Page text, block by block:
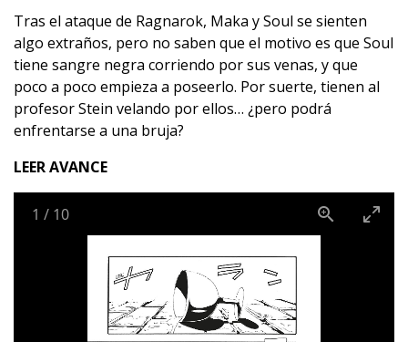
Tras el ataque de Ragnarok, Maka y Soul se sienten
algo extraños, pero no saben que el motivo es que Soul
tiene sangre negra corriendo por sus venas, y que
poco a poco empieza a poseerlo. Por suerte, tienen al
profesor Stein velando por ellos… ¿pero podrá
enfrentarse a una bruja?
LEER AVANCE
1 / 10